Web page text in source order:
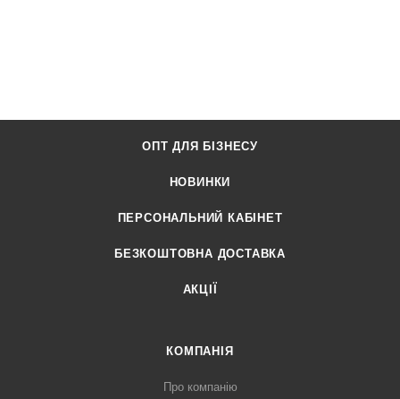
ОПТ ДЛЯ БІЗНЕСУ
НОВИНКИ
ПЕРСОНАЛЬНИЙ КАБІНЕТ
БЕЗКОШТОВНА ДОСТАВКА
АКЦІЇ
КОМПАНІЯ
Про компанію